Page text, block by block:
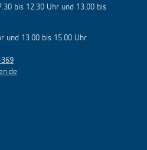
bis 12.30 Uhr und 13.00 bis
und 13.00 bis 15.00 Uhr